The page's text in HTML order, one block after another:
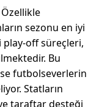
sezonu en iyi
play-off süreçleri,
Bu
futbolseverlerin
Statların
taraftar desteği